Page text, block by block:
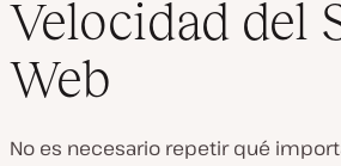
Velocidad del
Web
No es necesario repetir qué